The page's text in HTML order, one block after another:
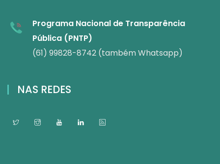
Programa Nacional de Transparência
Pública (PNTP)
(61) 99828-8742 (também Whatsapp)
NAS REDES